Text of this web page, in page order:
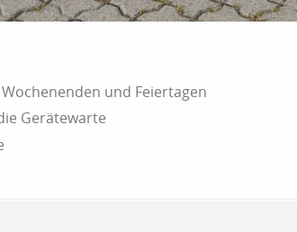
und Feiertagen
Gerätewarte